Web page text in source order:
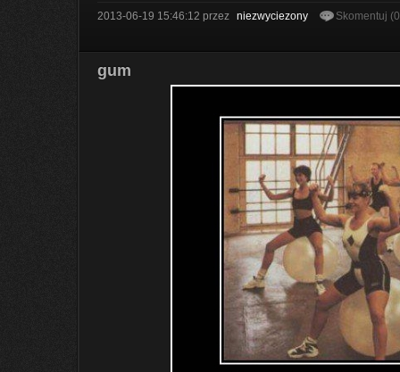
2013-06-19 15:46:12 przez niezwyciezony Skomentuj
gum